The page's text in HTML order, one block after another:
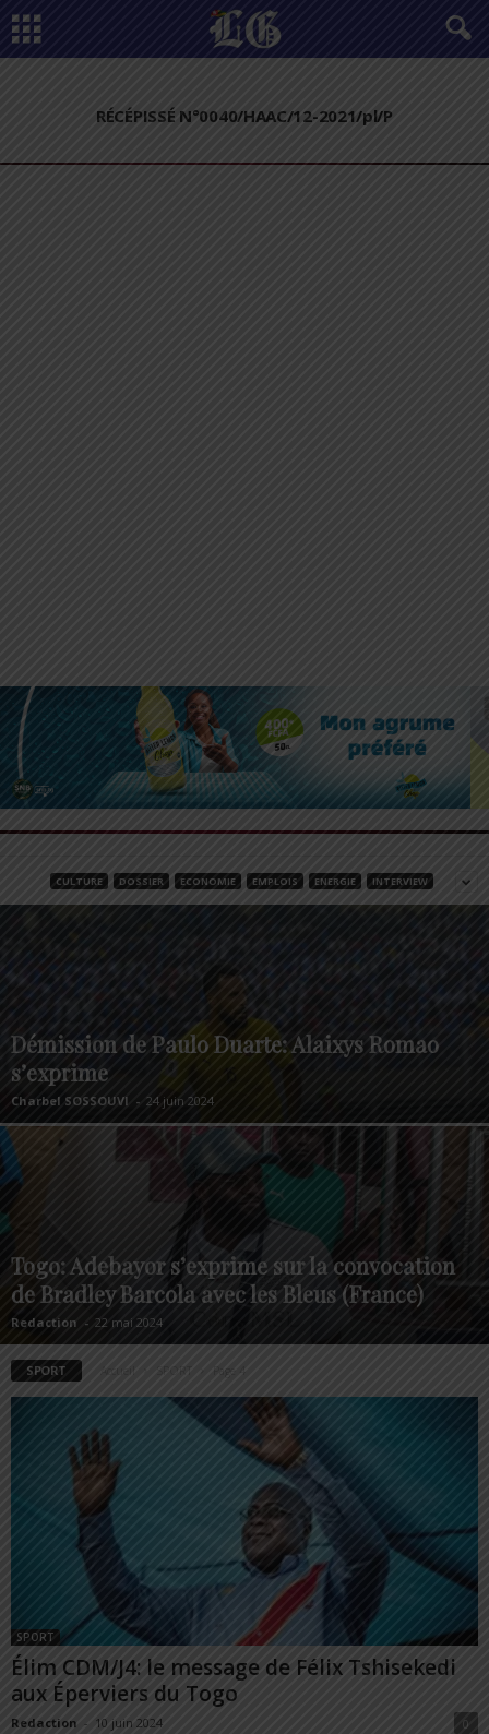
RÉCÉPISSÉ N°0040/HAAC/12-2021/pl/P
CULTURE DOSSIER ECONOMIE EMPLOIS ENERGIE INTERVIEW
Démission de Paulo Duarte: Alaixys Romao
s’exprime
Charbel SOSSOUVI - 24 juin 2024
Togo: Adebayor s’exprime sur la convocation
de Bradley Barcola avec les Bleus (France)
Redaction - 22 mai 2024
SPORT Page 4
SPORT
Élim CDM/J4: le message de Félix Tshisekedi
aux Éperviers du Togo
Redaction - 10 juin 2024
0